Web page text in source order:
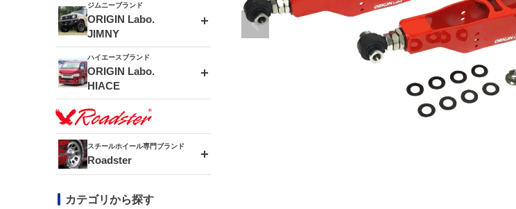
エアロシリーズ
ドリフトライン
風神(180SX)
雷神(S15)
龍神(チェイサー)
フロントフェンダー
リアフェンダー
ブラッシュフェンダー
コンバットアイ
ジムニーブランド
ORIGIN Labo.
JIMNY
アルミホイール
MUD-ZEUS
アルミホイール
MUD-SR7
MUD-S7
ハイエースブランド
ORIGIN Labo.
HIACE
エアロシリーズ
LUX MODEL SP
LUX MODEL
オーバーフェンダー
リアウイング
スチールホイール専門ブランド
Roadster
DAYTONA-RS
カテゴリから探す